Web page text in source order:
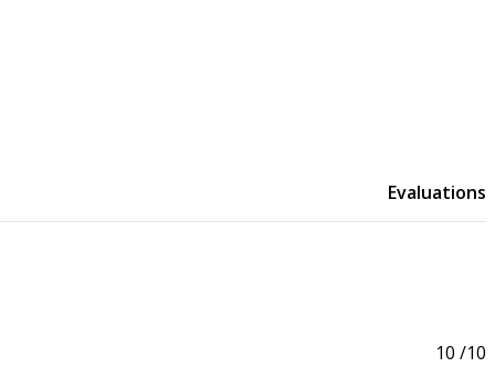
Evaluations
10 /10